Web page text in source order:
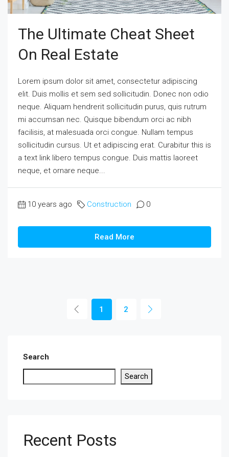
The Ultimate Cheat Sheet
On Real Estate
Lorem ipsum dolor sit amet, consectetur adipiscing
elit. Duis mollis et sem sed sollicitudin. Donec non odio
neque. Aliquam hendrerit sollicitudin purus, quis rutrum
mi accumsan nec. Quisque bibendum orci ac nibh
facilisis, at malesuada orci congue. Nullam tempus
sollicitudin cursus. Ut et adipiscing erat. Curabitur this is
a text link libero tempus congue. Duis mattis laoreet
neque, et ornare neque...
10 years ago Construction 0
Read More
1 2
Search
Search
Recent Posts